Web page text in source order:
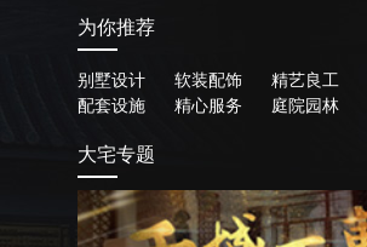
为你推荐
别墅设计 软装配饰 精艺良工
配套设施
精心服务 庭院园林
大宅专题